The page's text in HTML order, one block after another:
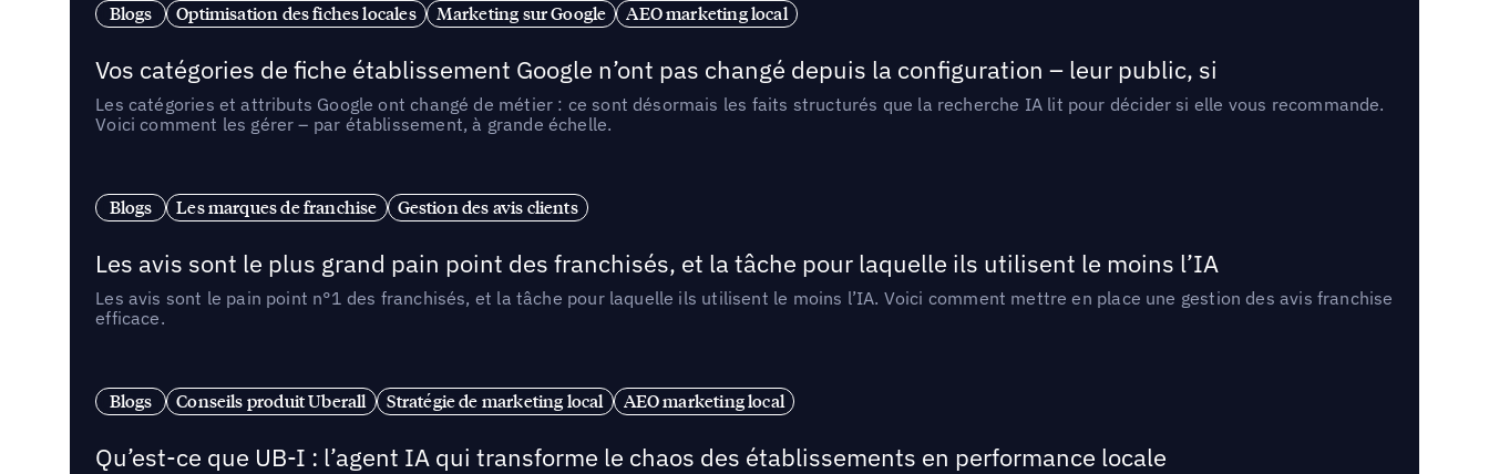
Blogs Optimisation des fiches locales Marketing sur Google AEO marketing local
Vos catégories de fiche établissement Google n’ont pas changé depuis la configuration – leur public, si
Les catégories et attributs Google ont changé de métier : ce sont désormais les faits structurés que la recherche IA lit pour décider si elle vous recommande.
Voici comment les gérer – par établissement, à grande échelle.
Blogs Les marques de franchise Gestion des avis clients
Les avis sont le plus grand pain point des franchisés, et la tâche pour laquelle ils utilisent le moins l’IA
Les avis sont le pain point n°1 des franchisés, et la tâche pour laquelle ils utilisent le moins l’IA. Voici comment mettre en place une gestion des avis franchise
efficace.
Blogs Conseils produit Uberall Stratégie de marketing local AEO marketing local
Qu’est-ce que UB-I : l’agent IA qui transforme le chaos des établissements en performance locale